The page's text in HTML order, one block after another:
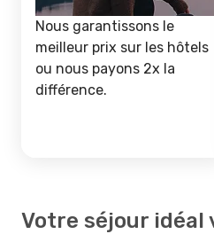
Nous garantissons le
meilleur prix sur les hôtels
ou nous payons 2x la
différence.
Votre séjour idéal